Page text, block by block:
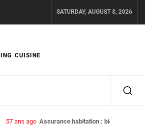
SATURDAY, AUGUST 8, 2026
CUISINE
57 ans ago Assurance habitation : bien choisir